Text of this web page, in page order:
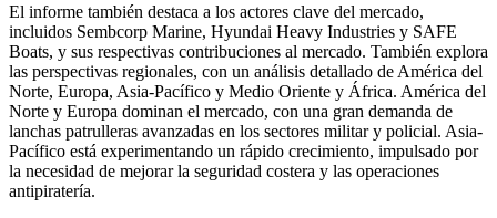
El informe también destaca a los actores clave del mercado,
incluidos Sembcorp Marine, Hyundai Heavy Industries y SAFE
Boats, y sus respectivas contribuciones al mercado. También explora
las perspectivas regionales, con un análisis detallado de América del
Norte, Europa, Asia-Pacífico y Medio Oriente y África. América del
Norte y Europa dominan el mercado, con una gran demanda de
lanchas patrulleras avanzadas en los sectores militar y policial. Asia-
Pacífico está experimentando un rápido crecimiento, impulsado por
la necesidad de mejorar la seguridad costera y las operaciones
antipiratería.